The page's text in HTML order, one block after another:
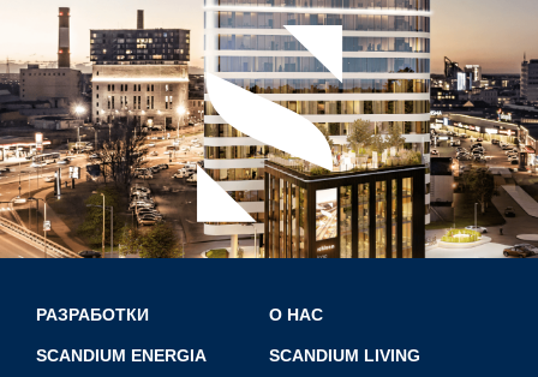
РАЗРАБОТКИ О НАС
SCANDIUM ENERGIA SCANDIUM LIVING